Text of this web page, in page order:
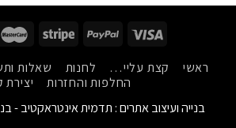
ראשי קצת עליי… לחנות שאלות
החלפות והחזרות
בנייה ועיצוב אתרים : תדמית אינטראקטיב -